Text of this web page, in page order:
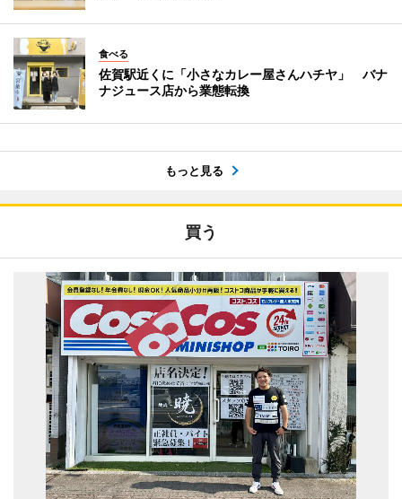
食べる
佐賀駅近くに「小さなカレー屋さんハチヤ」 バナ
ナジュース店から業態転換
もっと見る
買う